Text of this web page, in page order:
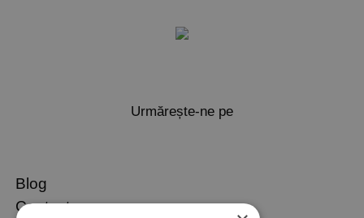
Urmărește-ne pe
Blog
Contact